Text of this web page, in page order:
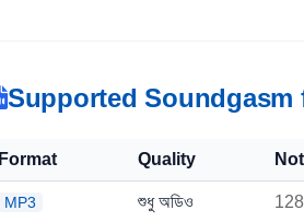
Supported Soundgasm
Format Quality
MP3 শুধু অডিও